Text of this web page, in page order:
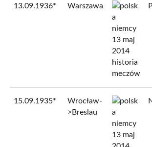
13.09.1936* Warszawa
15.09.1935*
Wrocław-
>Breslau